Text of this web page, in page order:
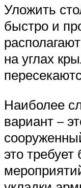
Уложить
быстро и
на углах
Наиболее
вариант –
это